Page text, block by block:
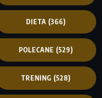
DIETA (366)
POLECANE (529)
TRENING (528)